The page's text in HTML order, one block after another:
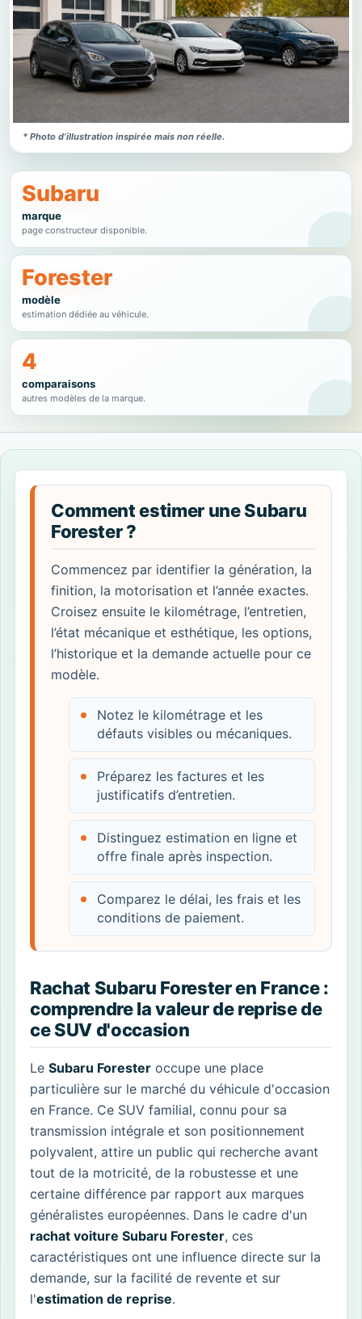
* Photo d’illustration inspirée mais non réelle.
Subaru
marque
page constructeur disponible.
Forester
modèle
estimation dédiée au véhicule.
4
comparaisons
autres modèles de la marque.
Comment estimer une Subaru
Forester ?
Commencez par identifier la génération, la
finition, la motorisation et l’année exactes.
Croisez ensuite le kilométrage, l’entretien,
l’état mécanique et esthétique, les options,
l’historique et la demande actuelle pour ce
modèle.
Notez le kilométrage et les
défauts visibles ou mécaniques.
Préparez les factures et les
justificatifs d’entretien.
Distinguez estimation en ligne et
offre finale après inspection.
Comparez le délai, les frais et les
conditions de paiement.
Rachat Subaru Forester en France :
comprendre la valeur de reprise de
ce SUV d'occasion
Le Subaru Forester occupe une place
particulière sur le marché du véhicule d'occasion
en France. Ce SUV familial, connu pour sa
transmission intégrale et son positionnement
polyvalent, attire un public qui recherche avant
tout de la motricité, de la robustesse et une
certaine différence par rapport aux marques
généralistes européennes. Dans le cadre d'un
rachat voiture Subaru Forester, ces
caractéristiques ont une influence directe sur la
demande, sur la facilité de revente et sur
l'estimation de reprise.